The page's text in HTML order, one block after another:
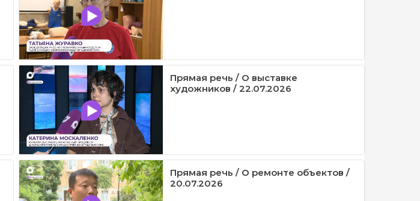
Прямая речь / О выставке
художников / 22.07.2026
Прямая речь / О ремонте объектов /
20.07.2026